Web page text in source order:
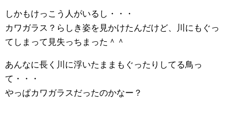
しかもけっこう人がいるし・・・
カワガラス？らしき姿を見かけたんだけど、川にもぐっ
てしまって見失っちまった＾＾
あんなに長く川に浮いたままもぐったりしてる鳥っ
て・・・
やっぱカワガラスだったのかなー？